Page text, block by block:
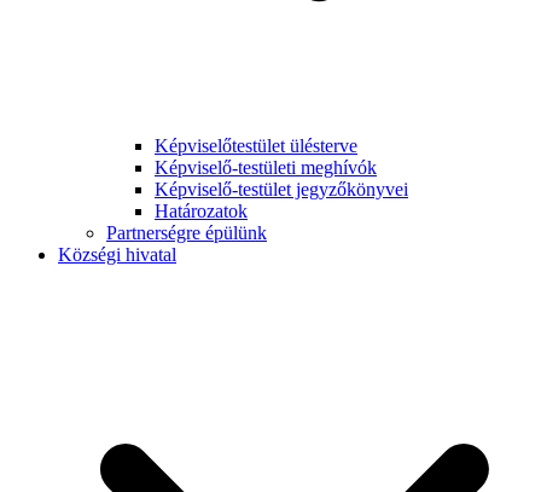
Képviselőtestület ülésterve
Képviselő-testületi meghívók
Képviselő-testület jegyzőkönyvei
Határozatok
Partnerségre épülünk
Községi hivatal